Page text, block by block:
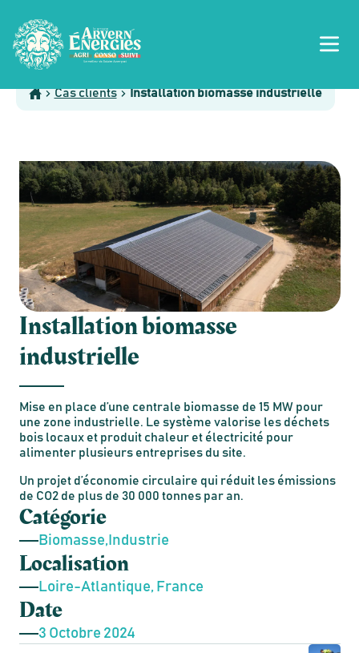
Cas clients Installation biomasse industrielle
Installation biomasse
industrielle
Mise en place d’une centrale biomasse de 15 MW pour
une zone industrielle. Le système valorise les déchets
bois locaux et produit chaleur et électricité pour
alimenter plusieurs entreprises du site.
Un projet d’économie circulaire qui réduit les émissions
de CO2 de plus de 30 000 tonnes par an.
Catégorie
Biomasse Industrie
Localisation
Loire-Atlantique, France
Date
3 Octobre 2024